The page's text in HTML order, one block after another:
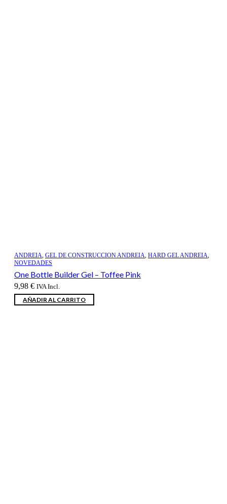
ANDREIA, GEL DE CONSTRUCCION ANDREIA, HARD GEL ANDREIA,
NOVEDADES
One Bottle Builder Gel – Toffee Pink
9,98 € IVA Incl.
AÑADIR AL CARRITO